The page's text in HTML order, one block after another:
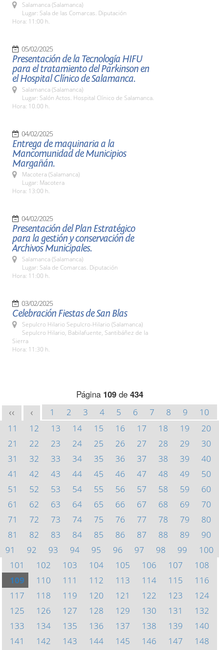
Salamanca (Salamanca)
Lugar: Sala de las Comarcas. Diputación
Hora: 11:00 h.
05/02/2025
Presentación de la Tecnología HIFU
para el tratamiento del Parkinson en
el Hospital Clínico de Salamanca.
Salamanca (Salamanca)
Lugar: Salón Actos. Hospital Clínico de Salamanca.
Hora: 10.00 h.
04/02/2025
Entrega de maquinaria a la
Mancomunidad de Municipios
Margañán.
Macotera (Salamanca)
Lugar: Macotera
Hora: 13:00 h.
04/02/2025
Presentación del Plan Estratégico
para la gestión y conservación de
Archivos Municipales.
Salamanca (Salamanca)
Lugar: Sala de Comarcas. Diputación
Hora: 11:00 h.
03/02/2025
Celebración Fiestas de San Blas
Sepulcro Hilario Sepulcro-Hilario (Salamanca)
Sepulcro Hilario, Babilafuente, Santibáñez de la
Sierra
Hora: 11:30 h.
Página 109de 434
<< < 1 2 3 4 5 6 7 8 9
10
11
12 13 14 15 16 17 18 19
20
21
22 23 24 25 26 27 28 29
30
31
32 33 34 35 36 37 38 39
40
41
42 43 44 45 46 47 48 49
50
51
52 53 54 55 56 57 58 59
60
61
62 63 64 65 66 67 68 69
70
71
72 73 74 75 76 77 78 79
80
81
82 83 84 85 86 87 88 89
90
91
92 93 94 95 96 97 98 99
100
101
102 103 104 105 106 107
108
109
110 111 112 113 114 115
116
117
118 119 120 121 122 123
124
125
126 127 128 129 130 131
132
133
134 135 136 137 138 139
140
141
142 143 144 145 146 147
148